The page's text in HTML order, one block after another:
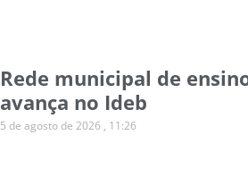
Rede municipal de
avança no Ideb
5 de agosto de 2026 11:26